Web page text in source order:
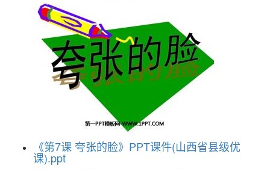
《第7课 夸张的脸》PPT课件(山西省县级优
课).ppt